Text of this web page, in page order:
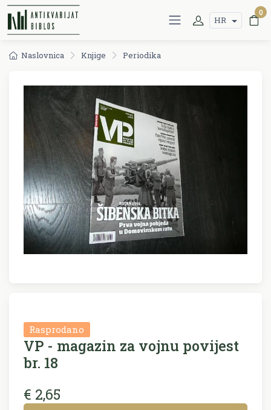
HR
0
Naslovnica Knjige Periodika
Rasprodano
VP - magazin za vojnu povijest
br. 18
€ 2,65